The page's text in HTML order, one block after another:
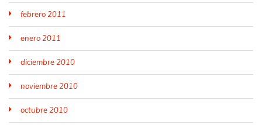
febrero 2011
enero 2011
diciembre 2010
noviembre 2010
octubre 2010